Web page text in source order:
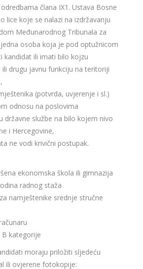
člana IX1. Ustava Bosne
lice koje se nalazi na izdržavanju
Međunarodnog Tribunala za
osoba koja je pod optužnicom
kandidat ili imati bilo kojzu
drugu javnu funkciju na teritoriji
(potvrda, uvjerenje i sl.)
odnosu na poslovima
državne službe na bilo kojem nivo
i Hercegovine,
ne vodi krivični postupak.
ekonomska škola ili gimnazija
radnog staža
namještenike srednje stručne
B kategorije
moraju priložiti sljedeću
ili ovjerene fotokopije: